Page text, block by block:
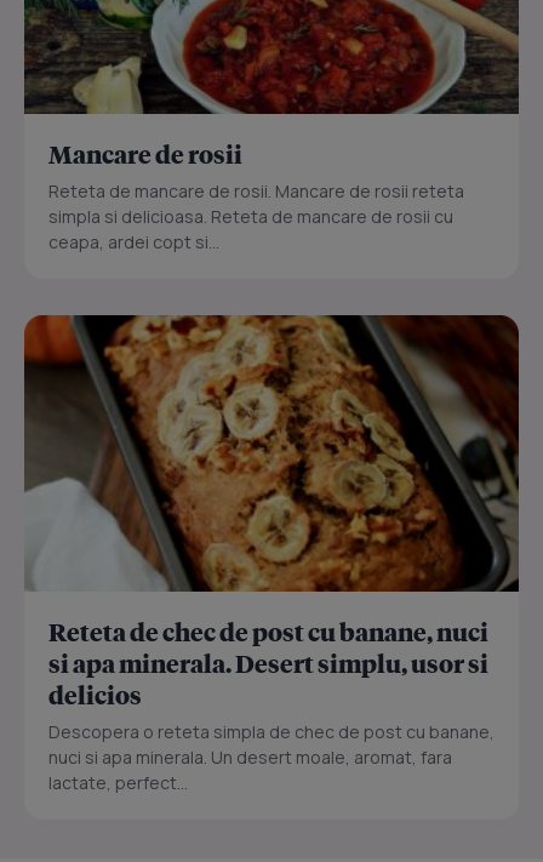
Mancare de rosii
Reteta de mancare de rosii. Mancare de rosii reteta
simpla si delicioasa. Reteta de mancare de rosii cu
ceapa, ardei copt si...
Reteta de chec de post cu banane, nuci
si apa minerala. Desert simplu, usor si
delicios
Descopera o reteta simpla de chec de post cu banane,
nuci si apa minerala. Un desert moale, aromat, fara
lactate, perfect...